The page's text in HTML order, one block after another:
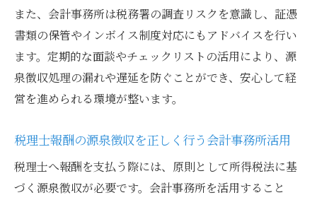
また、会計事務所は税務署の調査リスクを意識し、証憑
書類の保管やインボイス制度対応にもアドバイスを行い
ます。定期的な面談やチェックリストの活用により、源
泉徴収処理の漏れや遅延を防ぐことができ、安心して経
営を進められる環境が整います。
税理士報酬の源泉徴収を正しく行う会計事務所活用
税理士へ報酬を支払う際には、原則として所得税法に基
づく源泉徴収が必要です。会計事務所を活用すること